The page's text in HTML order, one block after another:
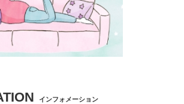
インフォメーション